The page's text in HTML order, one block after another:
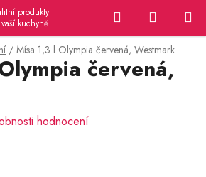
Hledat
KOŠÍK
/ Mísa 1,3 l Olympia červená, Westmark
červená,
hodnocení